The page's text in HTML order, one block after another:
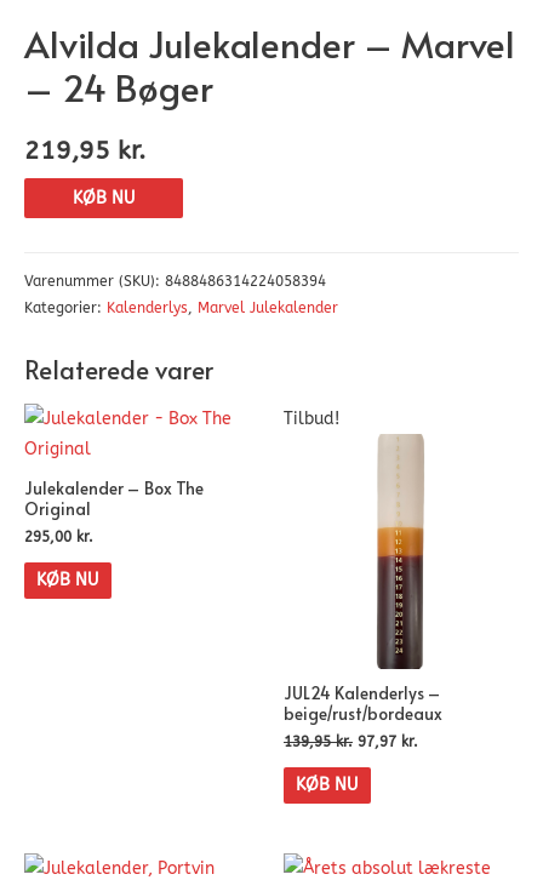
Alvilda Julekalender – Marvel
– 24 Bøger
219,95 kr.
KØB NU
Varenummer (SKU): 8488486314224058394
Kategorier: Kalenderlys, Marvel Julekalender
Relaterede varer
Julekalender – Box The
Original
295,00 kr.
KØB NU
Tilbud!
JUL24 Kalenderlys –
beige/rust/bordeaux
139,95kr. 97,97 kr.
KØB NU